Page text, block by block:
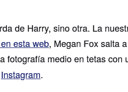
de Harry, sino otra. La
esta web, Megan Fox salta
fotografía medio en tetas con
Instagram.